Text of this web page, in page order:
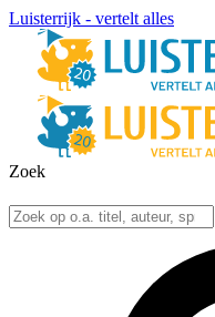
Luisterrijk - vertelt alles
Zoek